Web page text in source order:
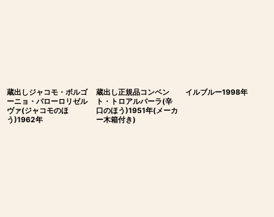
蔵出しジャコモ・ボルゴ
ーニョ・バローロリゼル
ヴァ(ジャコモのほ
う)1962年
蔵出し正規品コンベン
ト・トロアルバーラ(辛
口のほう)1951年(メーカ
ー木箱付き)
イルブルー1998年